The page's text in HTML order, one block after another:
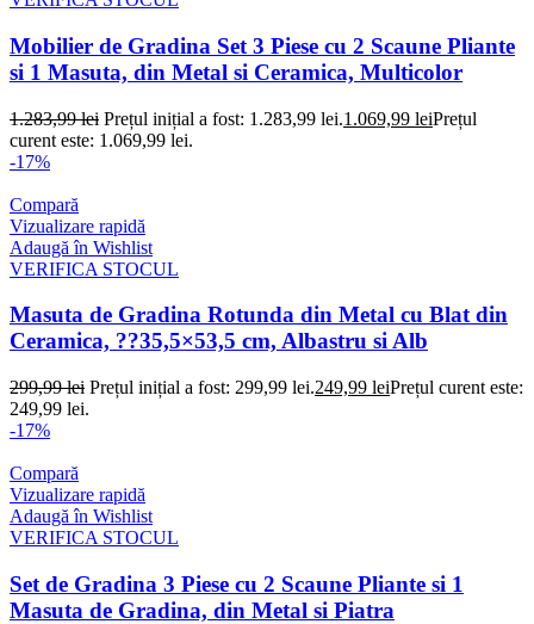
Mobilier de Gradina Set 3 Piese cu 2 Scaune Pliante
si 1 Masuta, din Metal si Ceramica, Multicolor
1.283,99lei Prețul inițial a fost: 1.283,99 lei.1.069,99 leiPrețul
curent este: 1.069,99 lei.
-17%
Compară
Vizualizare rapidă
Adaugă în Wishlist
VERIFICA STOCUL
Masuta de Gradina Rotunda din Metal cu Blat din
Ceramica, ??35,5×53,5 cm, Albastru si Alb
299,99lei Prețul inițial a fost: 299,99 lei.249,99 leiPrețul curent este:
249,99 lei.
-17%
Compară
Vizualizare rapidă
Adaugă în Wishlist
VERIFICA STOCUL
Set de Gradina 3 Piese cu 2 Scaune Pliante si 1
Masuta de Gradina, din Metal si Piatra